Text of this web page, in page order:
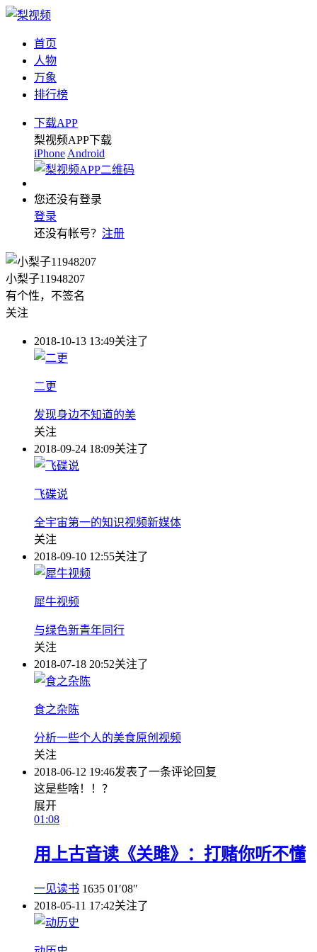
首页
人物
万象
排行榜
下载APP
梨视频APP下载
iPhone Android
您还没有登录
登录
还没有帐号？ 注册
小梨子11948207
有个性，不签名
关注
2018-10-13 13:49关注了
二更
发现身边不知道的美
关注
2018-09-24 18:09关注了
飞碟说
全宇宙第一的知识视频新媒体
关注
2018-09-10 12:55关注了
犀牛视频
与绿色新青年同行
关注
2018-07-18 20:52关注了
食之杂陈
分析一些个人的美食原创视频
关注
2018-06-12 19:46发表了一条评论回复
这是些啥！！？
展开
01:08
用上古音读《关雎》：打赌你听不懂
一见读书 1635 01′08″
2018-05-11 17:42关注了